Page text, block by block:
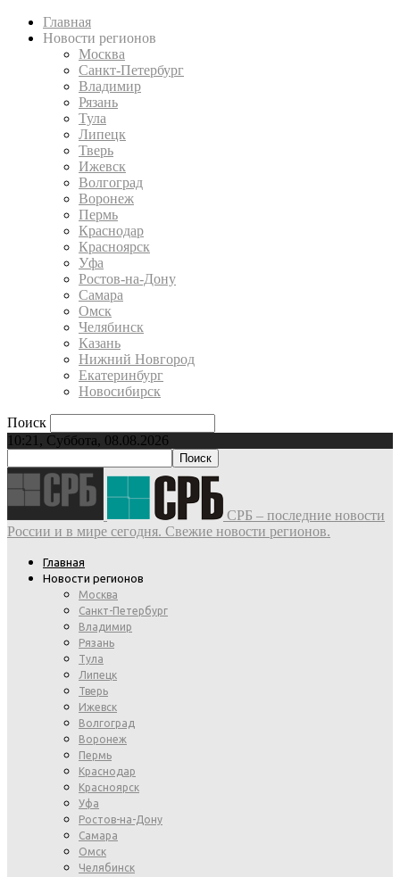
Главная
Новости регионов
Москва
Санкт-Петербург
Владимир
Рязань
Тула
Липецк
Тверь
Ижевск
Волгоград
Воронеж
Пермь
Краснодар
Красноярск
Уфа
Ростов-на-Дону
Самара
Омск
Челябинск
Казань
Нижний Новгород
Екатеринбург
Новосибирск
Поиск
10:21, Суббота, 08.08.2026
СРБ – последние новости
России и в мире сегодня. Свежие новости регионов.
Главная
Новости регионов
Москва
Санкт-Петербург
Владимир
Рязань
Тула
Липецк
Тверь
Ижевск
Волгоград
Воронеж
Пермь
Краснодар
Красноярск
Уфа
Ростов-на-Дону
Самара
Омск
Челябинск